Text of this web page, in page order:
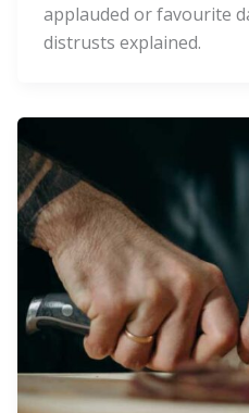
applauded or favourite
distrusts explained.